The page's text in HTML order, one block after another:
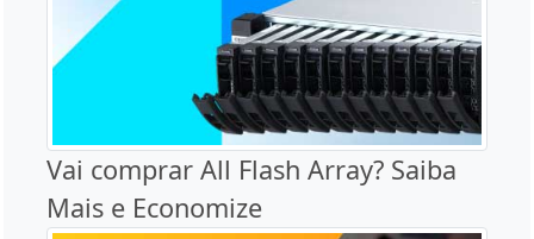
Vai comprar All Flash Array? Saiba
Mais e Economize